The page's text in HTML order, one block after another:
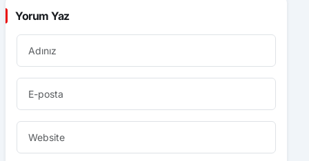
Yorum Yaz